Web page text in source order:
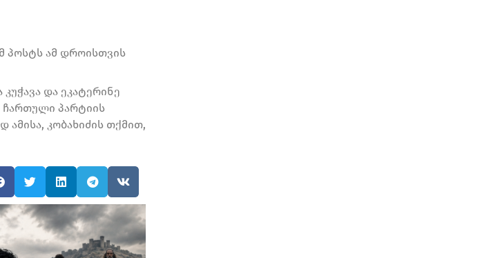
პოსტს ამ დროისთვის
და ეკატერინე
ჩართული პარტიის
ამისა, კობახიძის თქმით,